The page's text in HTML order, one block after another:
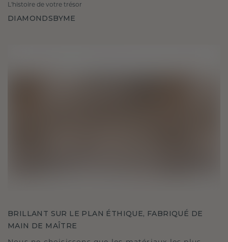
L'histoire de votre trésor
DIAMONDSBYME
BRILLANT SUR LE PLAN ÉTHIQUE, FABRIQUÉ DE
MAIN DE MAÎTRE